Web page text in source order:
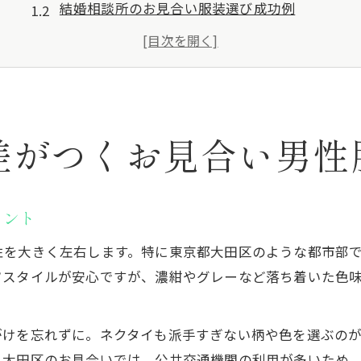
結婚相談所のお見合い服装選び成功例
大田区で清潔感が際立つお見合いスタイル
お見合い服装のNG例と避けるべき注意点
お見合いで伝える誠実さと服装の関係性
男性が意識すべきお見合い服装の選び方
お見合いで避けたい服装マナー違反とは
清潔感重視なら大田区で選ぶ服装の極意
大田区で注目されるお見合い清潔感の秘訣
つくお見合い男
ト
大きく左右します。特に東京都大田区のような都市部
タイルが安心ですが、濃紺やグレーなど落ち着いた色
を忘れずに。ネクタイも派手すぎない柄や色を選ぶの